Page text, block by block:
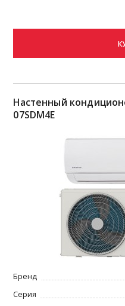
Настенный
07SDM4Е
Бренд
Серия